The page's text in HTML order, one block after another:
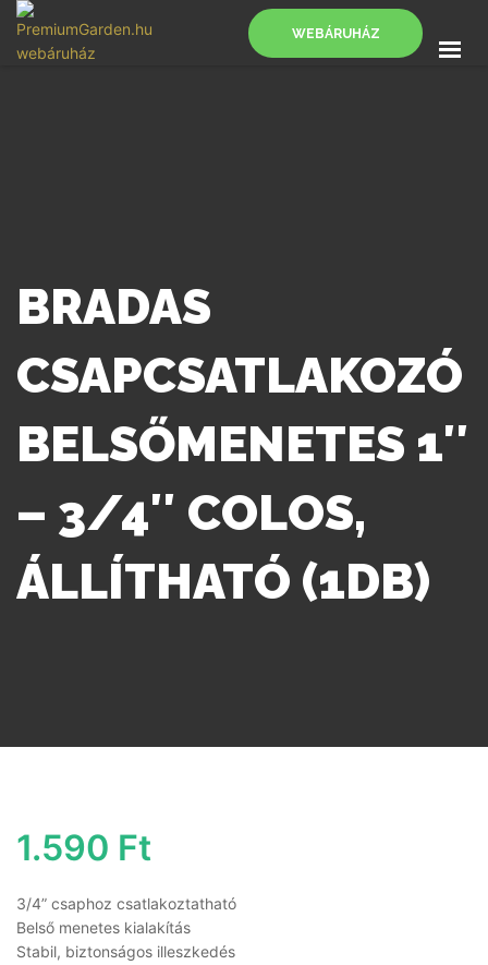
WEBÁRUHÁZ
BRADAS
CSAPCSATLAKOZÓ
BELSŐMENETES 1″
– 3/4″ COLOS,
ÁLLÍTHATÓ (1DB)
1.590 Ft
3/4” csaphoz csatlakoztatható
Belső menetes kialakítás
Stabil, biztonságos illeszkedés